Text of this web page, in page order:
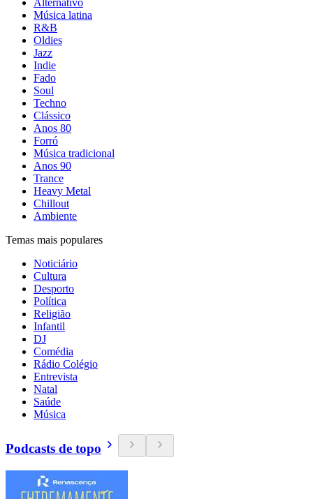
Alternativo
Música latina
R&B
Oldies
Jazz
Indie
Fado
Soul
Techno
Clássico
Anos 80
Forró
Música tradicional
Anos 90
Trance
Heavy Metal
Chillout
Ambiente
Temas mais populares
Noticiário
Cultura
Desporto
Política
Religião
Infantil
DJ
Comédia
Rádio Colégio
Entrevista
Natal
Saúde
Música
Podcasts de topo